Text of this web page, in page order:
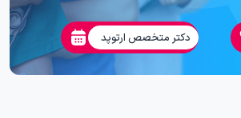
دکتر متخصص ارتوپد